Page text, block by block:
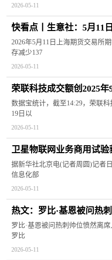
2026-05-11
快看点丨生意社：5月11
8975吨
2026年5月11日上海期货交易所
存减少137
2026-05-11
荣联科技成交额创2025
数据宝统计，截至14:29，荣联科
19日以
2026-05-11
卫星物联网业务商用试验
据新华社北京电(记者周圆)记者
信息化部
2026-05-11
热文：罗比·基恩被问热
罗比·基恩被问热刺帅位愤然离
罗比
2026-05-11